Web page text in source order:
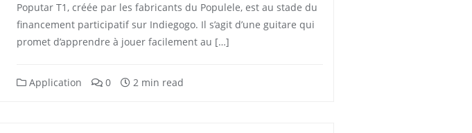
Poputar T1, créée par les fabricants du Populele, est au stade du
financement participatif sur Indiegogo. Il s’agit d’une guitare qui
promet d’apprendre à jouer facilement au […]
Application 0 2 min read